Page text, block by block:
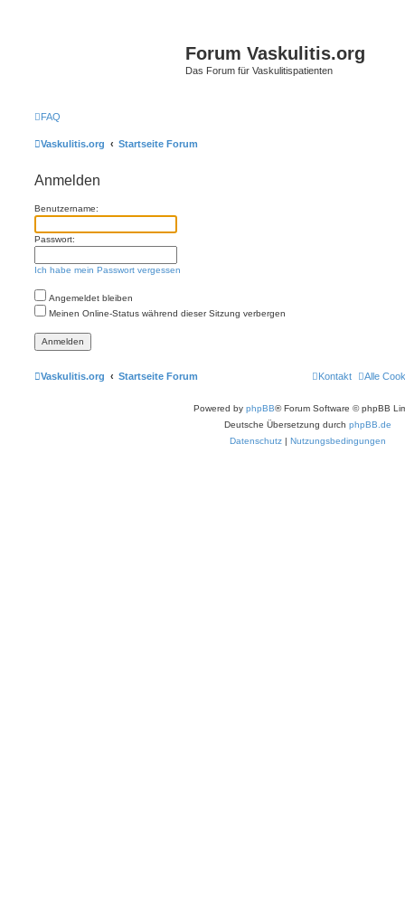
Forum Vaskulitis.org
Das Forum für Vaskulitispatienten
FAQ
Vaskulitis.org Startseite Forum
Anmelden
Benutzername:
Passwort:
Ich habe mein Passwort vergessen
Angemeldet bleiben
Meinen Online-Status während dieser Sitzung verbergen
Vaskulitis.org Startseite Forum Alle
Kontakt
Powered by phpBB® Forum Software © phpBB
Deutsche Übersetzung durch phpBB.de
Datenschutz | Nutzungsbedingungen